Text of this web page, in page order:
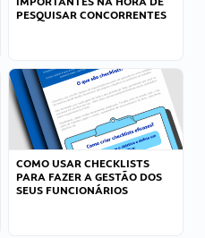
PESQUISAR CONCORRENTES
COMO USAR CHECKLISTS
PARA FAZER A GESTÃO DOS
SEUS FUNCIONÁRIOS